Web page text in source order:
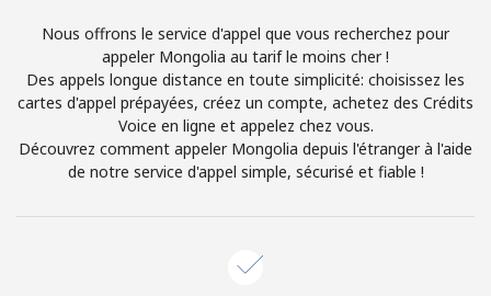
ou
Continue avec
Nous offrons le service d'appel que vous recherchez pour
appeler Mongolia au tarif le moins cher !
Des appels longue distance en toute simplicité: choisissez les
cartes d'appel prépayées, créez un compte, achetez des Crédits
Voice en ligne et appelez chez vous.
Découvrez comment appeler Mongolia depuis l'étranger à l'aide
de notre service d'appel simple, sécurisé et fiable !